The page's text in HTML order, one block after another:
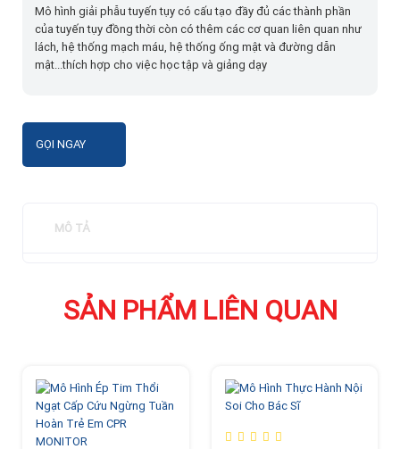
Mô hình giải phẫu tuyến tụy có cấu tạo đầy đủ các thành phần
của tuyến tụy đồng thời còn có thêm các cơ quan liên quan như
lách, hệ thống mạch máu, hệ thống ống mật và đường dẫn
mật...thích hợp cho việc học tập và giảng dạy
GỌI NGAY
MÔ TẢ
SẢN PHẨM LIÊN QUAN